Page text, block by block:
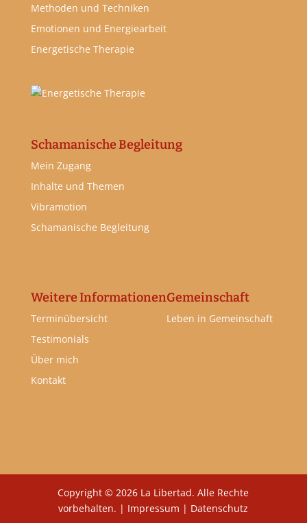
Methoden und Techniken
Emotionen und Energiearbeit
Energetische Therapie
Schamanische Begleitung
Mein Zugang
Inhalte und Themen
Vibramotion
Schamanische Begleitung
Weitere Informationen
Terminübersicht
Testimonials
Über mich
Kontakt
Gemeinschaft
Leben in Gemeinschaft
Copyright © 2026 La Libertad. Alle Rechte
vorbehalten. | Impressum | Datenschutz